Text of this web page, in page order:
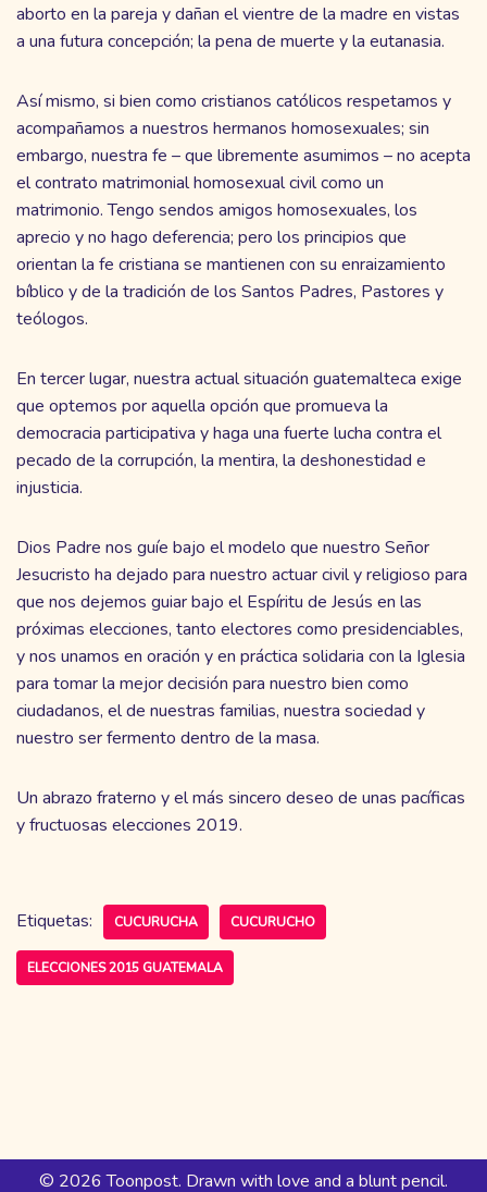
aborto en la pareja y dañan el vientre de la madre en vistas
a una futura concepción; la pena de muerte y la eutanasia.
Así mismo, si bien como cristianos católicos respetamos y
acompañamos a nuestros hermanos homosexuales; sin
embargo, nuestra fe – que libremente asumimos – no acepta
el contrato matrimonial homosexual civil como un
matrimonio. Tengo sendos amigos homosexuales, los
aprecio y no hago deferencia; pero los principios que
orientan la fe cristiana se mantienen con su enraizamiento
bíblico y de la tradición de los Santos Padres, Pastores y
teólogos.
En tercer lugar, nuestra actual situación guatemalteca exige
que optemos por aquella opción que promueva la
democracia participativa y haga una fuerte lucha contra el
pecado de la corrupción, la mentira, la deshonestidad e
injusticia.
Dios Padre nos guíe bajo el modelo que nuestro Señor
Jesucristo ha dejado para nuestro actuar civil y religioso para
que nos dejemos guiar bajo el Espíritu de Jesús en las
próximas elecciones, tanto electores como presidenciables,
y nos unamos en oración y en práctica solidaria con la Iglesia
para tomar la mejor decisión para nuestro bien como
ciudadanos, el de nuestras familias, nuestra sociedad y
nuestro ser fermento dentro de la masa.
Un abrazo fraterno y el más sincero deseo de unas pacíficas
y fructuosas elecciones 2019.
Etiquetas: CUCURUCHA CUCURUCHO
ELECCIONES 2015 GUATEMALA
© 2026 Toonpost. Drawn with love and a blunt pencil.